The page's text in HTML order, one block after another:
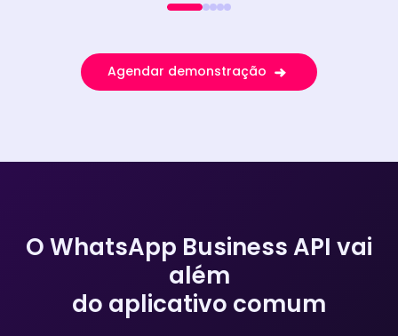
Agendar demonstração
O WhatsApp Business API vai
além
do aplicativo comum